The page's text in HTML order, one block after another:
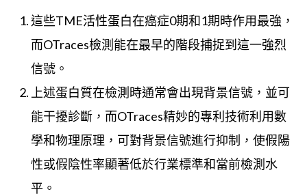
這些TME活性蛋白在癌症0期和1期時作用最強，
而OTraces檢測能在最早的階段捕捉到這一強烈
信號。
上述蛋白質在檢測時通常會出現背景信號，並可
能干擾診斷，而OTraces精妙的專利技術利用數
學和物理原理，可對背景信號進行抑制，使假陽
性或假陰性率顯著低於行業標準和當前檢測水
平。